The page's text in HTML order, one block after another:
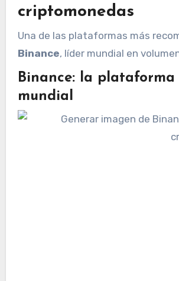
criptomonedas
Una de las plataformas más
Binance, líder mundial en
Binance: la plataforma
mundial